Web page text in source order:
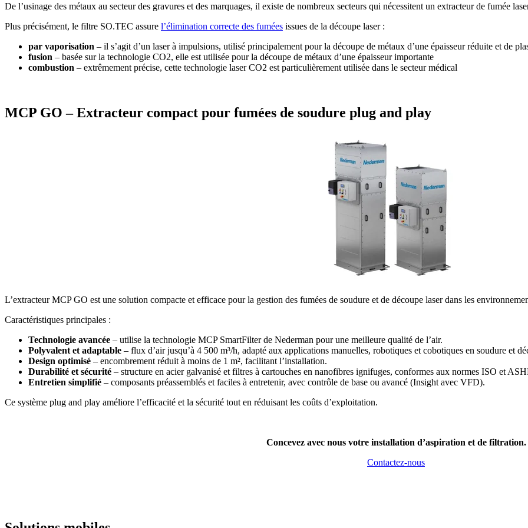
De l’usinage des métaux au secteur des gravures et des marquages, il existe de nombreux secteurs qui nécessitent un extracteur de fumée
Plus précisément, le filtre SO.TEC assure l’élimination correcte des fumées issues de la découpe laser :
par vaporisation – il s’agit d’un laser à impulsions, utilisé principalement pour la découpe de métaux d’une épaisseur réduite et de
fusion – basée sur la technologie CO2, elle est utilisée pour la découpe de métaux d’une épaisseur importante
combustion – extrêmement précise, cette technologie laser CO2 est particulièrement utilisée dans le secteur médical
MCP GO – Extracteur compact pour fumées de soudure plug and play
L’extracteur MCP GO est une solution compacte et efficace pour la gestion des fumées de soudure et de découpe laser dans les
Caractéristiques principales :
Technologie avancée – utilise la technologie MCP SmartFilter de Nederman pour une meilleure qualité de l’air.
Polyvalent et adaptable – flux d’air jusqu’à 4 500 m³/h, adapté aux applications manuelles, robotiques et cobotiques en soudure et
Design optimisé – encombrement réduit à moins de 1 m², facilitant l’installation.
Durabilité et sécurité – structure en acier galvanisé et filtres à cartouches en nanofibres ignifuges, conformes aux normes ISO et
Entretien simplifié – composants préassemblés et faciles à entretenir, avec contrôle de base ou avancé (Insight avec VFD).
Ce système plug and play améliore l’efficacité et la sécurité tout en réduisant les coûts d’exploitation.
Concevez avec nous votre installation d’aspiration et de filtration.
Contactez-nous